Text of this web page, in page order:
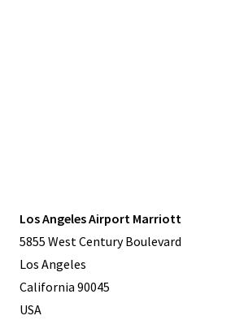
Los Angeles Airport Marriott
5855 West Century Boulevard
Los Angeles
California 90045
USA